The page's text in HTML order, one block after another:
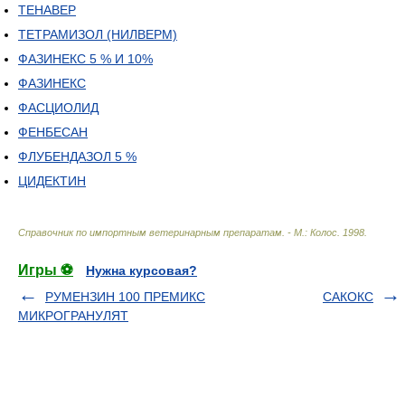
ТЕНАВЕР
ТЕТРАМИЗОЛ (НИЛВЕРМ)
ФАЗИНЕКС 5 % И 10%
ФАЗИНЕКС
ФАСЦИОЛИД
ФЕНБЕСАН
ФЛУБЕНДАЗОЛ 5 %
ЦИДЕКТИН
Справочник по импортным ветеринарным препаратам. - М.: Колос 1998
Игры ⚽
Нужна курсовая?
РУМЕНЗИН 100 ПРЕМИКС
МИКРОГРАНУЛЯТ
САКОКС